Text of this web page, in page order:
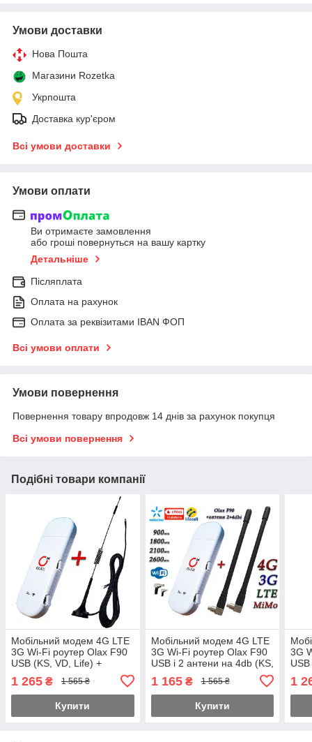
Умови доставки
Нова Пошта
Магазини Rozetka
Укрпошта
Доставка кур'єром
Всі умови доставки
Умови оплати
Ви отримаєте замовлення
або гроші повернуться на вашу картку
Детальніше
Післяплата
Оплата на рахунок
Оплата за реквізитами IBAN ФОП
Всі умови оплати
Умови повернення
Повернення товару впродовж 14 днів за рахунок покупця
Всі умови повернення
Подібні товари компанії
Мобільний модем 4G LTE
3G Wi-Fi роутер Olax F90
USB (KS, VD, Life) +
антена 4G на 7db магніт
1 265 ₴ 1 565 ₴
Купити
Мобільний модем 4G LTE
3G Wi-Fi роутер Olax F90
USB і 2 антени на 4db (KS,
1 165₴ 1 565 ₴
Купити
3G
1